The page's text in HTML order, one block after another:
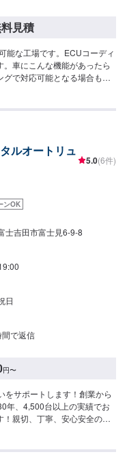
見積
能な工場です。ECUコーディ
車にこんな機能があったら
で対応可能となる場合もあ
後にお見積り【4】お見積り
ルオートリュ
5.0(6件)
ンOK
士吉田市富士見6-9-8
日
で返信
円〜
サポートします！創業から
年、4,500台以上の実績でお
！親切、丁寧、安心安全の
ち込みパーツへの交換も可能